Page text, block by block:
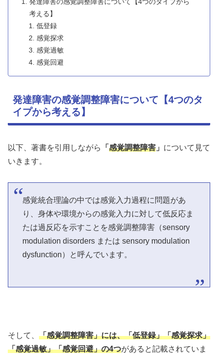
発達障害の感覚調整障害について【4つのタイプから
考える】
低登録
感覚探求
感覚過敏
感覚回避
発達障害の感覚調整障害について【4つのタ
イプから考える】
以下、著書を引用しながら 「 感覚調整障害 」 について見て
いきます。
感覚統合理論の中では感覚入力過程に問題があ
り、身体や環境からの感覚入力に対して低反応ま
たは過反応を示すことを感覚調整障害（sensory
modulation disorders または sensory modulation
dysfunction）と呼んでいます。
そして、 「感覚調整障害」には、「低登録」「感覚探求」
「感覚過敏」「感覚回避」の4つがあると記載されていま